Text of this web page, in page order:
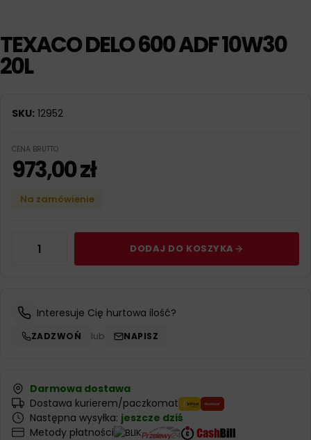
TEXACO DELO 600 ADF 10W30
20L
SKU: 12952
CENA BRUTTO
973,00zł
Na zamówienie
DODAJ DO KOSZYKA
Interesuje Cię hurtowa ilość?
ZADZWOŃ lub NAPISZ
Darmowa dostawa
Dostawa kurierem/paczkomat
Następna wysyłka: jeszcze dziś
Metody płatności